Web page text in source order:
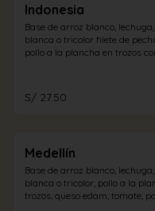
Indonesia
Base de arroz blanco,
blanca o tricolor filete de
pollo a la plancha en trozos
con vinagreta cabo blanco.
S/ 27.50
Medellín
Base de arroz blanco,
blanca o tricolor, pollo a la
trozos, queso edam, tomate,